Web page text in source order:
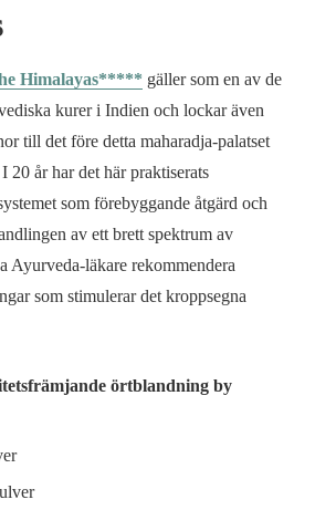
Himalayas***** gäller som en av de
kurer i Indien och lockar även
till det före detta maharadja-palatset
20 år har det här praktiserats
som förebyggande åtgärd och
av ett brett spektrum av
Ayurveda-läkare rekommendera
som stimulerar det kroppsegna
örtblandning by